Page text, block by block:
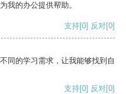
我的办公提供帮助。
支持[0] 反对[0]
同的学习需求，让我能够找到自
支持[0] 反对[0]